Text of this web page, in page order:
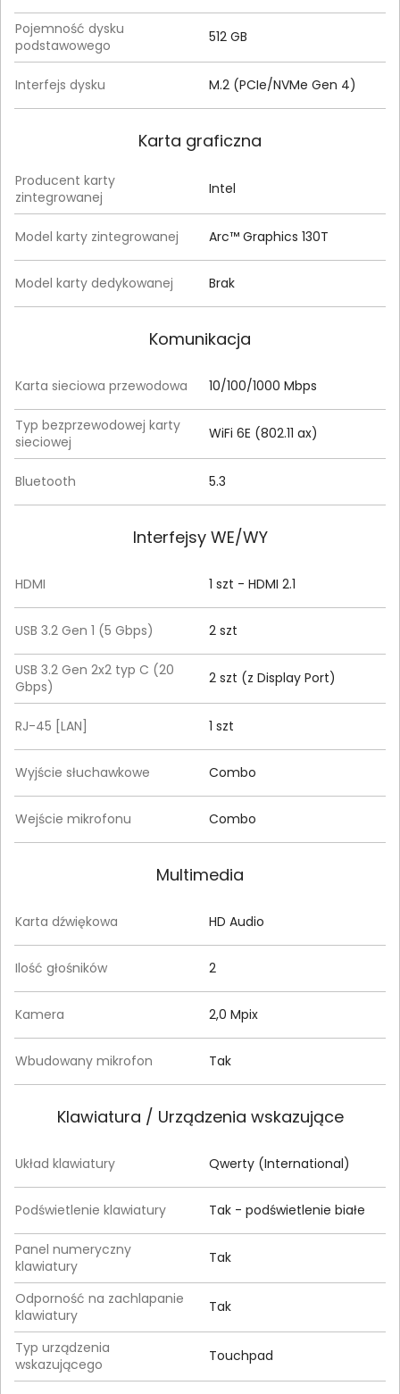
Pojemność dysku
podstawowego
512 GB
Interfejs dysku M.2 (PCIe/NVMe Gen 4)
Karta graficzna
Producent karty
zintegrowanej
Intel
Model karty zintegrowanej Arc™ Graphics 130T
Model karty dedykowanej Brak
Komunikacja
Karta sieciowa przewodowa 10/100/1000 Mbps
Typ bezprzewodowej karty
sieciowej
WiFi 6E (802.11 ax)
Bluetooth 5.3
Interfejsy WE/WY
HDMI 1 szt - HDMI 2.1
USB 3.2 Gen 1 (5 Gbps) 2 szt
USB 3.2 Gen 2x2 typ C (20
Gbps)
2 szt (z Display Port)
RJ-45 [LAN] 1 szt
Wyjście słuchawkowe Combo
Wejście mikrofonu Combo
Multimedia
Karta dźwiękowa HD Audio
Ilość głośników 2
Kamera 2,0 Mpix
Wbudowany mikrofon Tak
Klawiatura / Urządzenia wskazujące
Układ klawiatury Qwerty (International)
Podświetlenie klawiatury Tak - podświetlenie białe
Panel numeryczny
klawiatury
Tak
Odporność na zachlapanie
klawiatury
Tak
Typ urządzenia
wskazującego
Touchpad